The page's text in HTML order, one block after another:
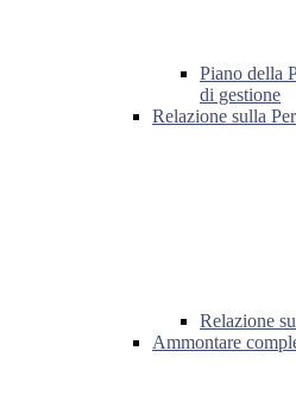
Piano della
di gestione
Relazione sulla
Relazione
Ammontare